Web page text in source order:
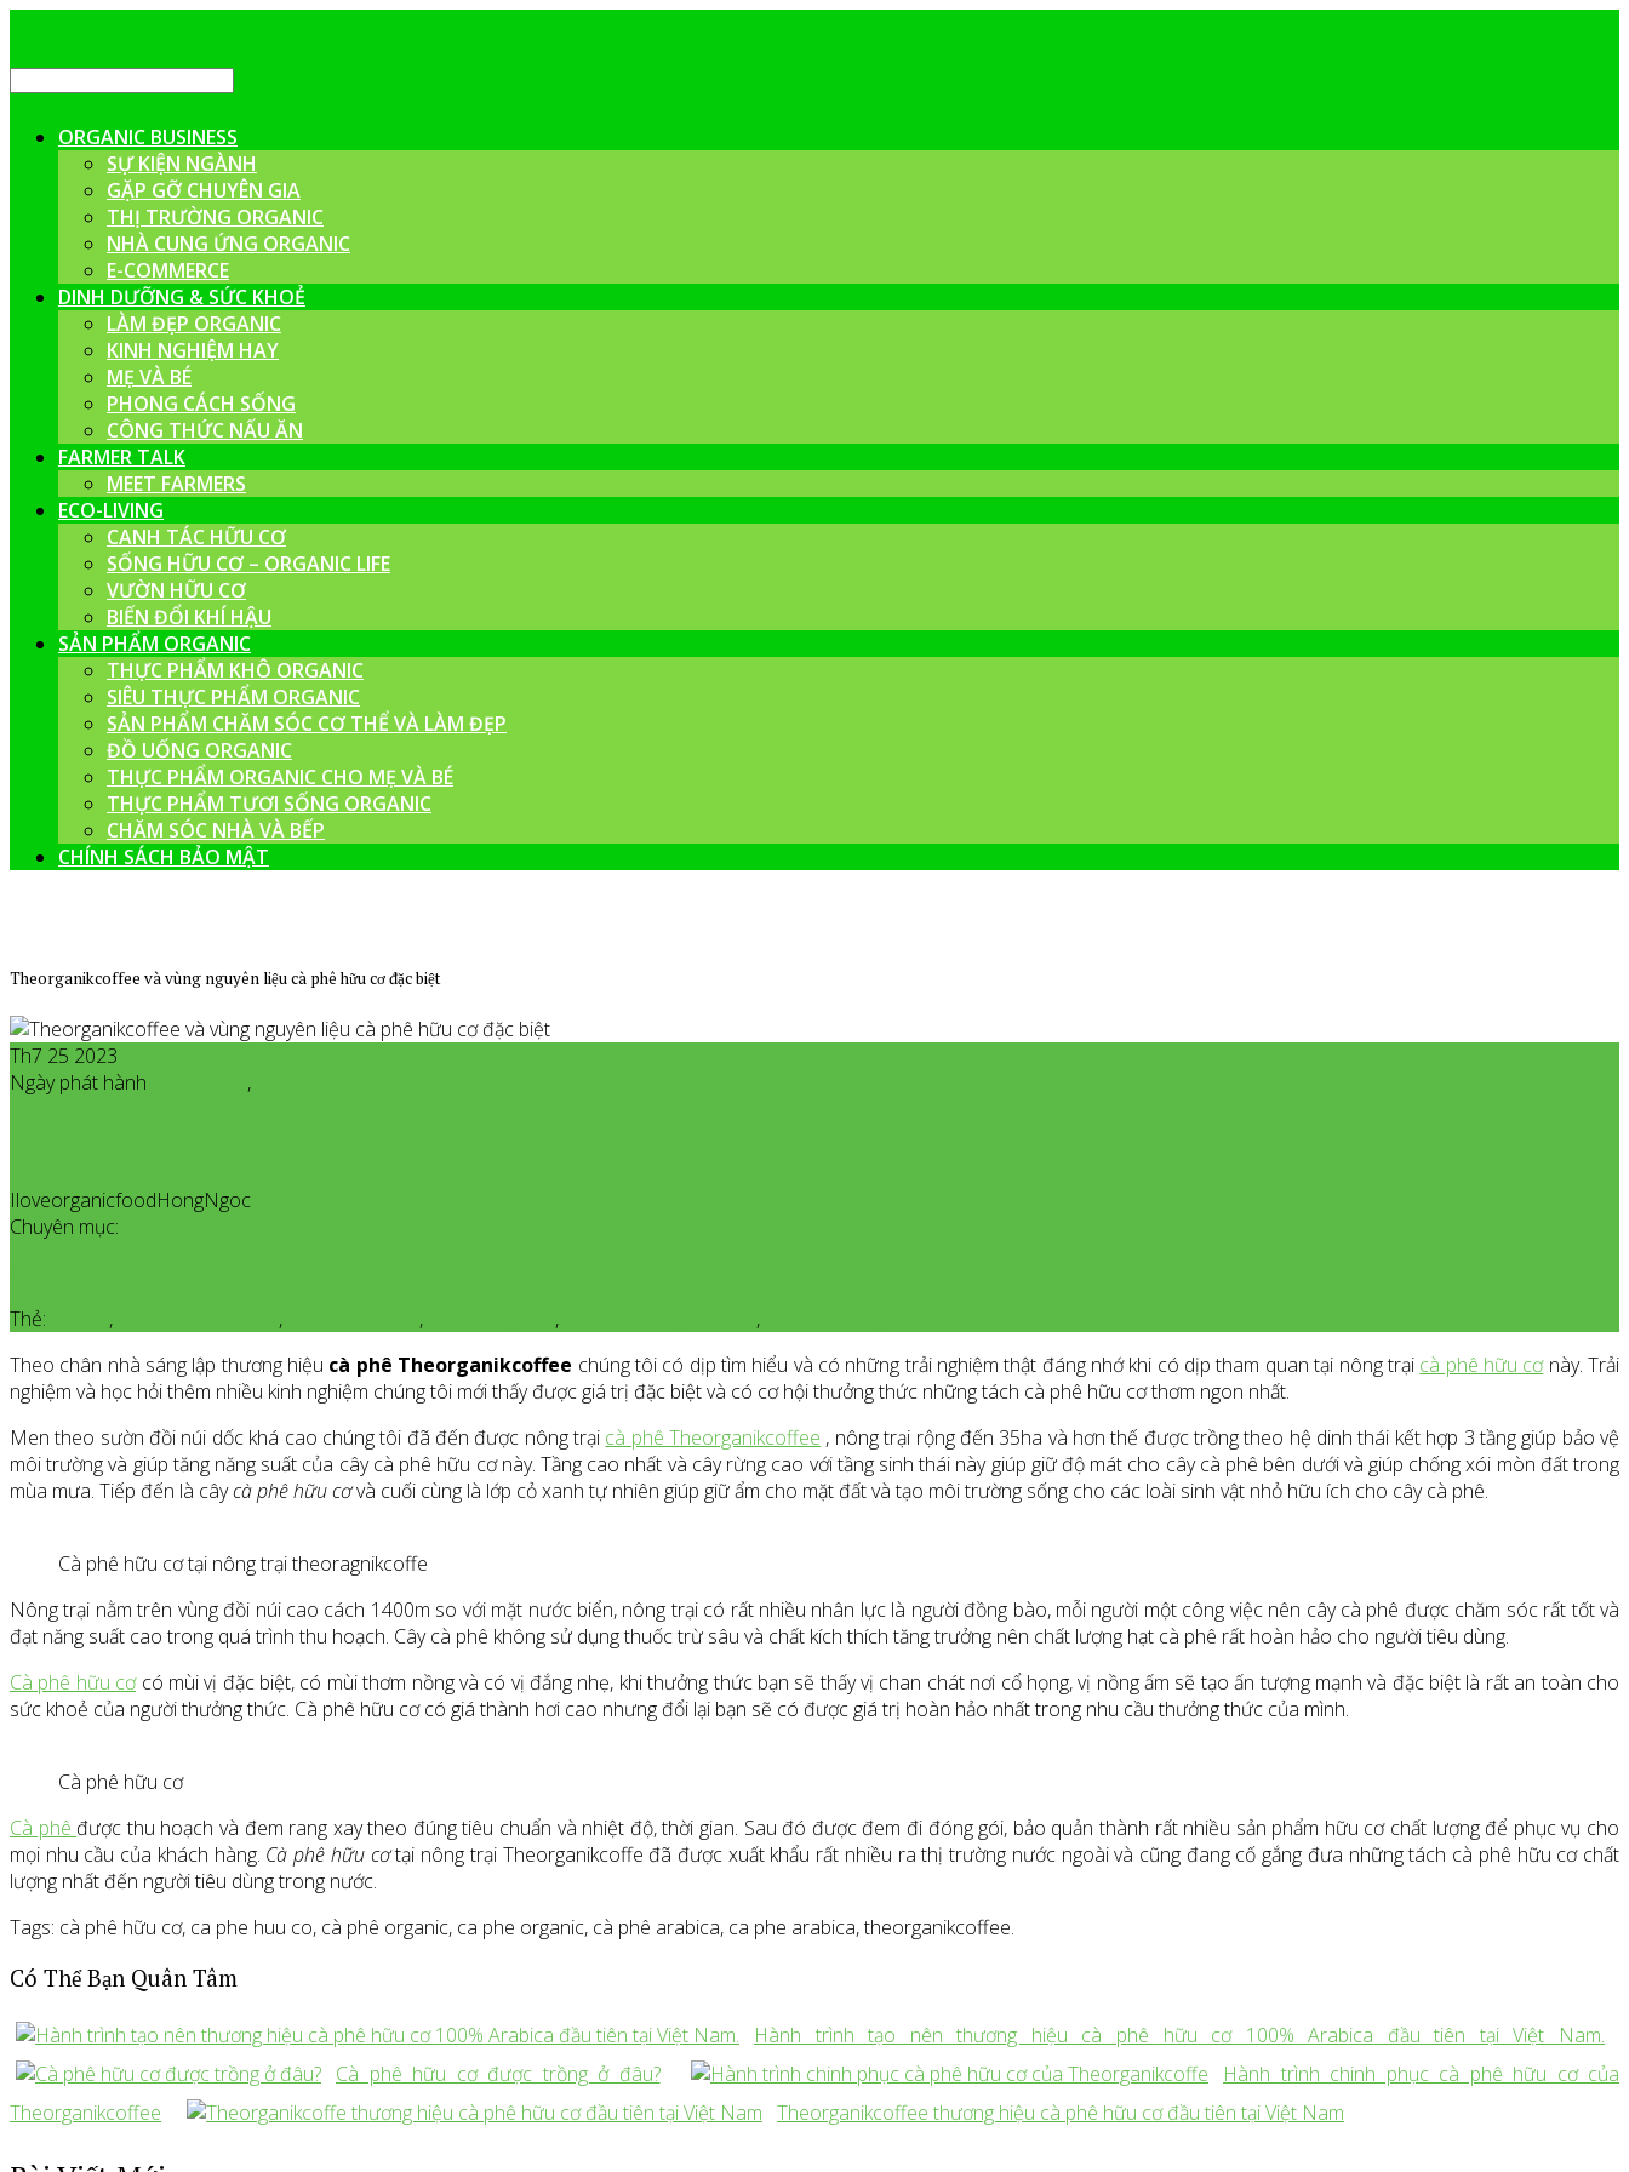
ORGANIC BUSINESS
SỰ KIỆN NGÀNH
GẶP GỠ CHUYÊN GIA
THỊ TRƯỜNG ORGANIC
NHÀ CUNG ỨNG ORGANIC
E-COMMERCE
DINH DƯỠNG & SỨC KHOẺ
LÀM ĐẸP ORGANIC
KINH NGHIỆM HAY
MẸ VÀ BÉ
PHONG CÁCH SỐNG
CÔNG THỨC NẤU ĂN
FARMER TALK
MEET FARMERS
ECO-LIVING
CANH TÁC HỮU CƠ
SỐNG HỮU CƠ – ORGANIC LIFE
VƯỜN HỮU CƠ
BIẾN ĐỔI KHÍ HẬU
SẢN PHẨM ORGANIC
THỰC PHẨM KHÔ ORGANIC
SIÊU THỰC PHẨM ORGANIC
SẢN PHẨM CHĂM SÓC CƠ THỂ VÀ LÀM ĐẸP
ĐỒ UỐNG ORGANIC
THỰC PHẨM ORGANIC CHO MẸ VÀ BÉ
THỰC PHẨM TƯƠI SỐNG ORGANIC
CHĂM SÓC NHÀ VÀ BẾP
CHÍNH SÁCH BẢO MẬT
Theorganikcoffee và vùng nguyên liệu cà phê hữu cơ đặc biệt
Th7 25 2023
Ngày phát hành
,
IloveorganicfoodHongNgoc
Chuyên mục:
Thẻ:
, , , , ,
Theo chân nhà sáng lập thương hiệu cà phê Theorganikcoffee chúng tôi có dịp tìm hiểu và có những trải nghiệm thật đáng nhớ khi có dịp tham quan tại nông trại cà phê hữu cơnày. Trải
nghiệm và học hỏi thêm nhiều kinh nghiệm chúng tôi mới thấy được giá trị đặc biệt và có cơ hội thưởng thức những tách cà phê hữu cơ thơm ngon nhất.
Men theo sườn đồi núi dốc khá cao chúng tôi đã đến được nông trại cà phê Theorganikcoffee , nông trại rộng đến 35ha và hơn thế được trồng theo hệ dinh thái kết hợp 3 tầng giúp bảo vệ
môi trường và giúp tăng năng suất của cây cà phê hữu cơ này. Tầng cao nhất và cây rừng cao với tầng sinh thái này giúp giữ độ mát cho cây cà phê bên dưới và giúp chống xói mòn đất trong
mùa mưa. Tiếp đến là câycà phê hữu cơvà cuối cùng là lớp cỏ xanh tự nhiên giúp giữ ẩm cho mặt đất và tạo môi trường sống cho các loài sinh vật nhỏ hữu ích cho cây cà phê.
Cà phê hữu cơ tại nông trại theoragnikcoffe
Nông trại nằm trên vùng đồi núi cao cách 1400m so với mặt nước biển, nông trại có rất nhiều nhân lực là người đồng bào, mỗi người một công việc nên cây cà phê được chăm sóc rất tốt và
đạt năng suất cao trong quá trình thu hoạch. Cây cà phê không sử dụng thuốc trừ sâu và chất kích thích tăng trưởng nên chất lượng hạt cà phê rất hoàn hảo cho người tiêu dùng.
Cà phê hữu cơcó mùi vị đặc biệt, có mùi thơm nồng và có vị đắng nhẹ, khi thưởng thức bạn sẽ thấy vị chan chát nơi cổ họng, vị nồng ấm sẽ tạo ấn tượng mạnh và đặc biệt là rất an toàn cho
sức khoẻ của người thưởng thức. Cà phê hữu cơ có giá thành hơi cao nhưng đổi lại bạn sẽ có được giá trị hoàn hảo nhất trong nhu cầu thưởng thức của mình.
Cà phê hữu cơ
Cà phê được thu hoạch và đem rang xay theo đúng tiêu chuẩn và nhiệt độ, thời gian. Sau đó được đem đi đóng gói, bảo quản thành rất nhiều sản phẩm hữu cơ chất lượng để phục vụ cho
mọi nhu cầu của khách hàng. Cà phê hữu cơtại nông trại Theorganikcoffe đã được xuất khẩu rất nhiều ra thị trường nước ngoài và cũng đang cố gắng đưa những tách cà phê hữu cơ chất
lượng nhất đến người tiêu dùng trong nước.
Tags: cà phê hữu cơ, ca phe huu co, cà phê organic, ca phe organic, cà phê arabica, ca phe arabica, theorganikcoffee.
Có Thể Bạn Quân Tâm
Hành trình tạo nên thương hiệu cà phê hữu cơ 100% Arabica đầu tiên tại Việt Nam.
Cà phê hữu cơ được trồng ở đâu?
Hành trình chinh phục cà phê hữu cơ của
Theorganikcoffee
Theorganikcoffee thương hiệu cà phê hữu cơ đầu tiên tại Việt Nam